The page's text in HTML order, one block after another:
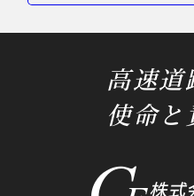
高速道
使命と
株式